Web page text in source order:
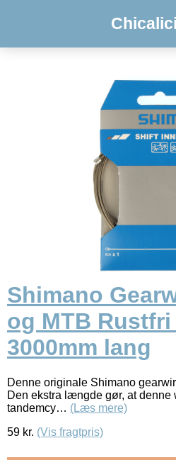
Shimano
og MTB Rustfri
3000mm lang
Denne originale Shimano
Den ekstra længde gør, at denne
tandemcy… (Læs mere)
59 kr. (Vis fragtpris)